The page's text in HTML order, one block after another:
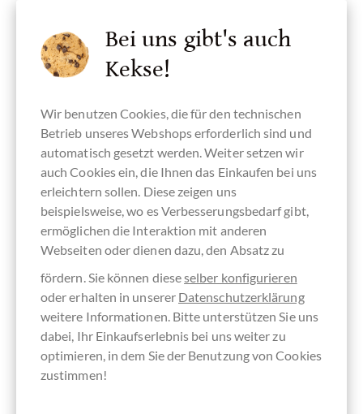
IHRE VORTEILEBEICHOCOLATS-DE-LUXE.DE
Riesige Produktauswahl
Kein Mindestbestellwert
Versandfertig am Bestelltag *
Gratis Versand in D ab 60 €
Weltweite Lieferung per DHL
Schnelle Lieferung mit DPD
Im Feinschmecker-Magazin Einkaufsguide empfohlen
* An Werktagen für vorrätige Waren, bei Bestellung und Zahlung bis 12 Uhr
Bei uns gibt's auch
Kekse!
Wir benutzen Cookies, die für den technischen
Betrieb unseres Webshops erforderlich sind und
automatisch gesetzt werden. Weiter setzen wir
auch Cookies ein, die Ihnen das Einkaufen bei uns
erleichtern sollen. Diese zeigen uns
beispielsweise, wo es Verbesserungsbedarf gibt,
ermöglichen die Interaktion mit anderen
Webseiten oder dienen dazu, den Absatz zu
fördern. Sie können dieseselber konfigurieren
oder erhalten in unserer Datenschutzerklärung
weitere Informationen. Bitte unterstützen Sie uns
dabei, Ihr Einkaufserlebnis bei uns weiter zu
optimieren, in dem Sie der Benutzung von Cookies
zustimmen!